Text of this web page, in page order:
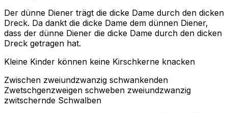
Der dünne Diener trägt die dicke Dame durch den dicken
Dreck. Da dankt die dicke Dame dem dünnen Diener,
dass der dünne Diener die dicke Dame durch den dicken
Dreck getragen hat.
Kleine Kinder können keine Kirschkerne knacken
Zwischen zweiundzwanzig schwankenden
Zwetschgenzweigen schweben zweiundzwanzig
zwitschernde Schwalben